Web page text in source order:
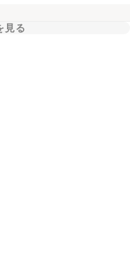
見る